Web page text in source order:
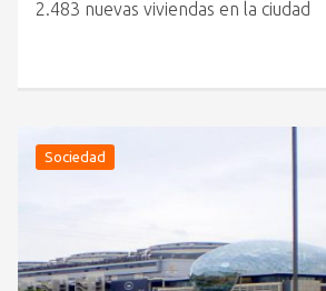
2.483 nuevas viviendas en la ciudad
Sociedad